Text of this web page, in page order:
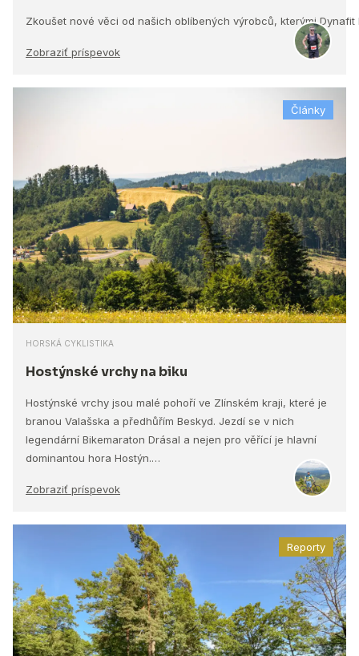
Zkoušet nové věci od našich oblíbených výrobců, kterými
Zobraziť príspevok
Články
HORSKÁ CYKLISTIKA
Hostýnské vrchy na biku
Hostýnské vrchy jsou malé pohoří ve Zlínském kraji, které je
branou Valašska a předhůřím Beskyd. Jezdí se v nich
legendární Bikemaraton Drásal a nejen pro věřící je hlavní
dominantou hora Hostýn.…
Zobraziť príspevok
Reporty